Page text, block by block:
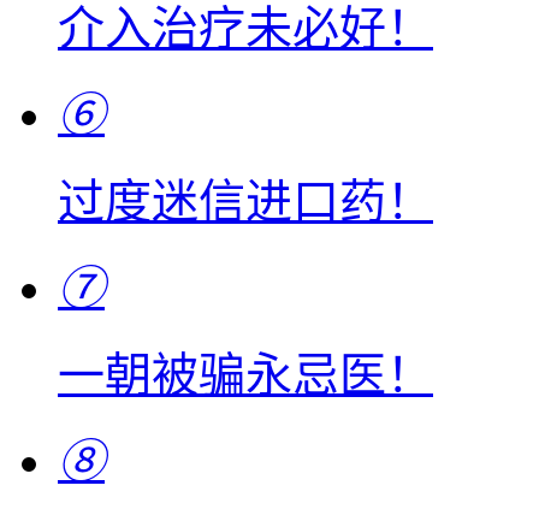
介入治疗未必好！
⑥
过度迷信进口药！
⑦
一朝被骗永忌医！
⑧